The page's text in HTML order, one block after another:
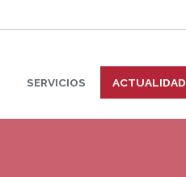
SERVICIOS ACTUALIDAD